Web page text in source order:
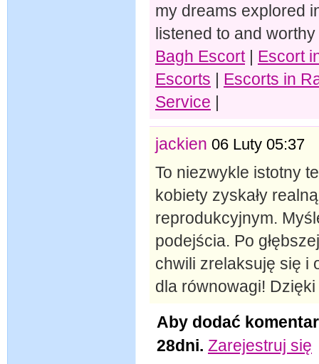
my dreams explored
listened to and
Bagh Escort| Escort
Escorts | Escorts in
Service |
jackien 06 Luty 05:37
To niezwykle istotny
kobiety zyskały
reprodukcyjnym.
podejścia. Po
chwili zrelaksuję się i
dla równowagi!
Aby dodać
28dni. Zarejestruj się